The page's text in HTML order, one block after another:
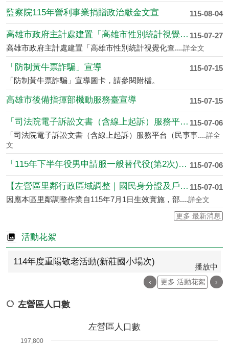
115-08-04
監察院115年營利事業捐贈政治獻金文宣
115-07-27
高雄市政府主計處建置「高雄市性別統計視覺化查詢平臺....
高雄市政府主計處建置「高雄市性別統計視覺化查....詳全文
115-07-15
「防制黃牛票詐騙」宣導
「防制黃牛票詐騙」宣導圖卡，請參閱附檔。
115-07-15
高雄市後備指揮部機動服務臺宣導
115-07-06
「司法院電子訴訟文書（含線上起訴）服務平台」自11....
「司法院電子訴訟文書（含線上起訴）服務平台（民事事....詳全
文
115-07-06
「115年下半年役男申請服一般替代役(第2次)甄選....
115-07-01
【左營區里鄰行政區域調整｜國民身分證及戶口名簿地址....
因應本區里鄰調整作業自115年7月1日生效實施，部....詳全文
更多 最新消息
播放中
活動花絮
114年度重陽敬老活動(新莊國小場次)
更多 活動花絮
‹ ›
左營區人口數
左營區人口數
197,800